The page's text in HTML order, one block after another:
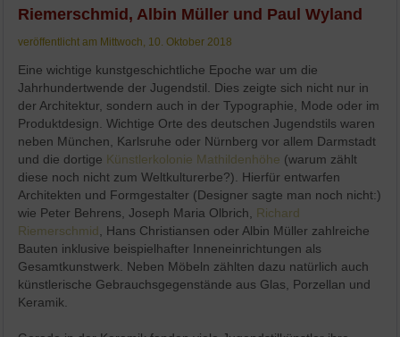
Riemerschmid, Albin Müller und Paul Wyland
veröffentlicht am Mittwoch, 10. Oktober 2018
Eine wichtige kunstgeschichtliche Epoche war um die
Jahrhundertwende der Jugendstil. Dies zeigte sich nicht nur in
der Architektur, sondern auch in der Typographie, Mode oder im
Produktdesign. Wichtige Orte des deutschen Jugendstils waren
neben München, Karlsruhe oder Nürnberg vor allem Darmstadt
und die dortige Künstlerkolonie Mathildenhöhe (warum zählt
diese noch nicht zum Weltkulturerbe?). Hierfür entwarfen
Architekten und Formgestalter (Designer sagte man noch nicht:)
wie Peter Behrens, Joseph Maria Olbrich, Richard
Riemerschmid , Hans Christiansen oder Albin Müller zahlreiche
Bauten inklusive beispielhafter Inneneinrichtungen als
Gesamtkunstwerk. Neben Möbeln zählten dazu natürlich auch
künstlerische Gebrauchsgegenstände aus Glas, Porzellan und
Keramik.